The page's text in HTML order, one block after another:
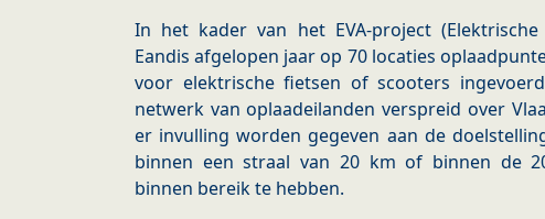
In het kader van het EVA-project
Eandis afgelopen jaar op 70 locaties
voor elektrische fietsen of scooters
netwerk van oplaadeilanden verspreid over
er invulling worden gegeven aan de
binnen een straal van 20 km of binnen de
binnen bereik te hebben.